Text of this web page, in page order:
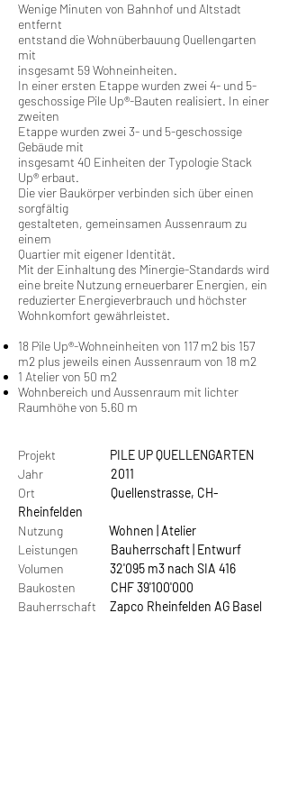
Wenige Minuten von Bahnhof und Altstadt
entfernt
entstand die Wohnüberbauung Quellengarten
mit
insgesamt 59 Wohneinheiten.
In einer ersten Etappe wurden zwei 4- und 5-
geschossige Pile Up®-Bauten realisiert. In einer
zweiten
Etappe wurden zwei 3- und 5-geschossige
Gebäude mit
insgesamt 40 Einheiten der Typologie Stack
Up® erbaut.
Die vier Baukörper verbinden sich über einen
sorgfältig
gestalteten, gemeinsamen Aussenraum zu
einem
Quartier mit eigener Identität.
Mit der Einhaltung des Minergie-Standards wird
eine breite Nutzung erneuerbarer Energien, ein
reduzierter Energieverbrauch und höchster
Wohnkomfort gewährleistet.
18 Pile Up®-Wohneinheiten von 117 m2 bis 157
m2 plus jeweils einen Aussenraum von 18 m2
1 Atelier von 50 m2
Wohnbereich und Aussenraum mit lichter
Raumhöhe von 5.60 m
Projekt PILE UP QUELLENGARTEN
Jahr 2011
Ort Quellenstrasse, CH-
Rheinfelden
Nutzung Wohnen | Atelier
Leistungen Bauherrschaft | Entwurf
Volumen 32'095 m3 nach SIA 416
Baukosten CHF 39'100'000
Bauherrschaft
Zapco Rheinfelden AG Basel